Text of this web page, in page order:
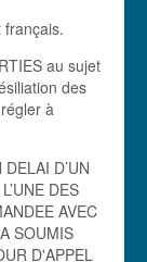
français.
au sujet
des
à
D’UN
DES
AVEC
SOUMIS
D'APPEL